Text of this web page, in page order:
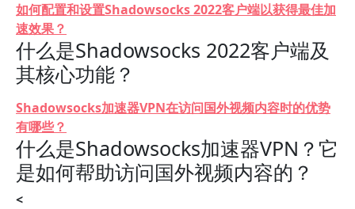
如何配置和设置Shadowsocks 2022客户端以获得最佳加
速效果？
什么是Shadowsocks 2022客户端及
其核心功能？
Shadowsocks加速器VPN在访问国外视频内容时的优势
有哪些？
什么是Shadowsocks加速器VPN？它
是如何帮助访问国外视频内容的？
<